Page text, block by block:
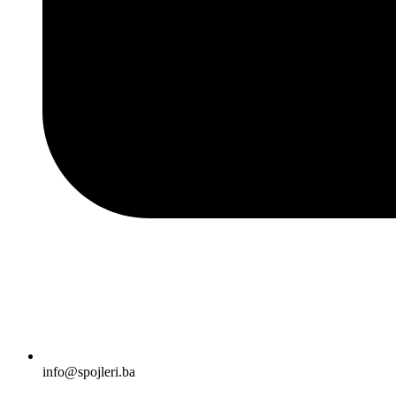
info@spojleri.ba